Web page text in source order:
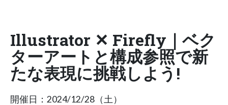
Illustrator ✕ Firefly｜ベク
ターアートと構成参照で新
たな表現に挑戦しよう!
開催日：2024/12/28（土）